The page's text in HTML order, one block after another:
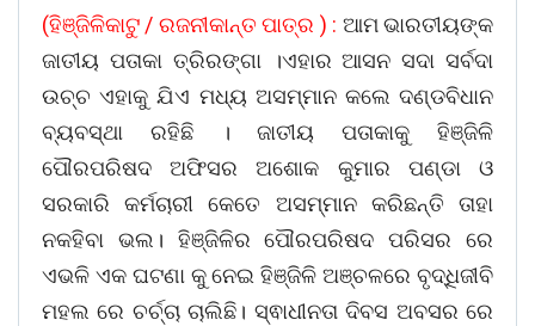
(ହିଞ୍ଜିଳିକାଟୁ / ରଜନୀକାନ୍ତ ପାତ୍ର ) : ଆମ ଭାରତୀୟଙ୍କ
ଜାତୀୟ ପତାକା ତ୍ରିରଙ୍ଗା ।ଏହାର ଆସନ ସଦା ସର୍ବଦା
ଉଚ୍ଚ ଏହାକୁ ଯିଏ ମଧ୍ୟ ଅସମ୍ମାନ କଲେ ଦଣ୍ଡବିଧାନ
ବ୍ୟବସ୍ଥା ରହିଛି । ଜାତୀୟ ପତାକାକୁ ହିଞ୍ଜିଳି
ପୌରପରିଷଦ ଅଫିସର ଅଶୋକ କୁମାର ପଣ୍ଡା ଓ
ସରକାରି କର୍ମଚାରୀ କେତେ ଅସମ୍ମାନ କରିଛନ୍ତି ତାହା
ନକହିବା ଭଲ। ହିଞ୍ଜିଳିର ପୌରପରିଷଦ ପରିସର ରେ
ଏଭଳି ଏକ ଘଟଣା କୁ ନେଇ ହିଞ୍ଜିଳି ଅଞ୍ଚଳରେ ବୃଦ୍ଧିଜୀବି
ମହଲ ରେ ଚର୍ଚ୍ଚା ଚାଲିଛି। ସ୍ଵାଧୀନତା ଦିବସ ଅବସର ରେ